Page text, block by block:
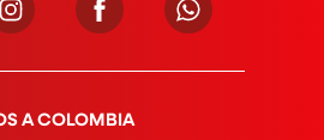
A COLOMBIA